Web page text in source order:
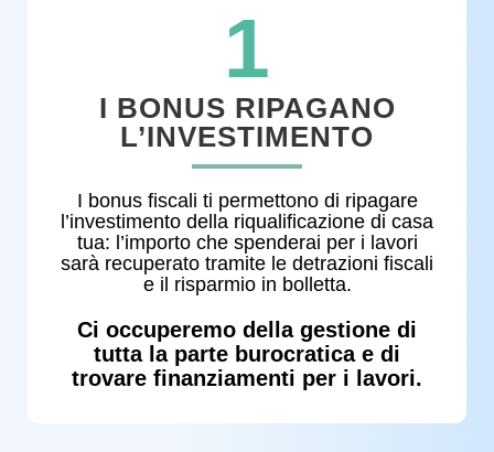
1
I BONUS RIPAGANO
L’INVESTIMENTO
I bonus fiscali ti permettono di ripagare
l’investimento della riqualificazione di casa
tua: l’importo che spenderai per i lavori
sarà recuperato tramite le detrazioni fiscali
e il risparmio in bolletta.
Ci occuperemo della gestione di
tutta la parte burocratica e di
trovare finanziamenti per i lavori.